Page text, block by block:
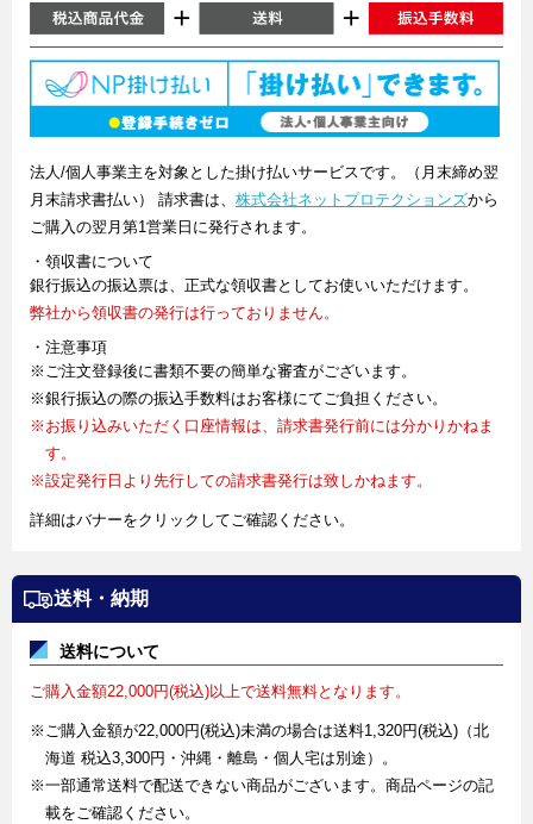
法人/個人事業主を対象とした掛け払いサービスです。（月末締め翌
月末請求書払い） 請求書は、 株式会社ネットプロテクションズから
ご購入の翌月第1営業日に発行されます。
・領収書について
銀行振込の振込票は、正式な領収書としてお使いいただけます。
弊社から領収書の発行は行っておりません。
・注意事項
※ご注文登録後に書類不要の簡単な審査がございます。
※銀行振込の際の振込手数料はお客様にてご負担ください。
※お振り込みいただく口座情報は、請求書発行前には分かりかねま
す。
※設定発行日より先行しての請求書発行は致しかねます。
詳細はバナーをクリックしてご確認ください。
送料・納期
送料について
ご購入金額22,000円(税込)以上で送料無料となります。
※ご購入金額が22,000円(税込)未満の場合は送料1,320円(税込)（北
海道 税込3,300円・沖縄・離島・個人宅は別途）。
※一部通常送料で配送できない商品がございます。商品ページの記
載をご確認ください。